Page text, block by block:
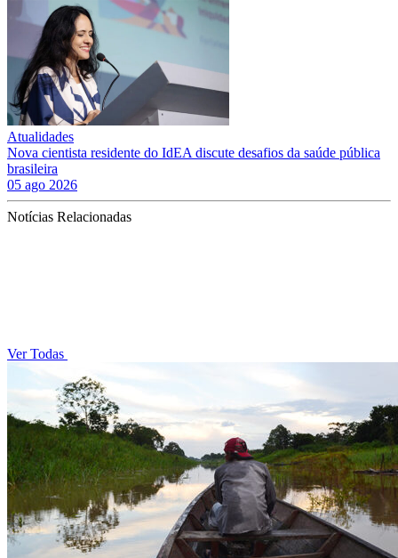
Atualidades
Nova cientista residente do IdEA discute desafios da saúde pública
brasileira
05 ago 2026
Notícias Relacionadas
Ver Todas